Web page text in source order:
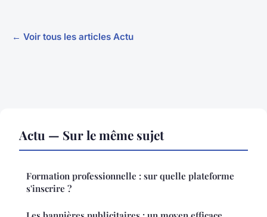
← Voir tous les articles Actu
Actu — Sur le même sujet
Formation professionnelle : sur quelle plateforme
s'inscrire ?